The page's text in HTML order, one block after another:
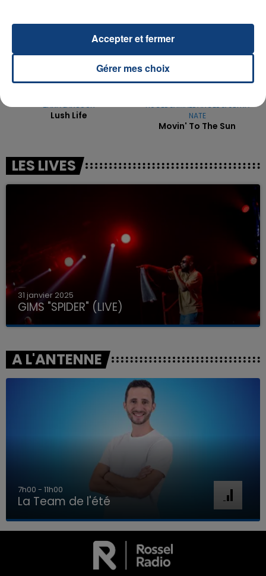
LA TEAM DE L'ÉTÉ
ZARA LARSSON
Lush Life
HUGEL & IMAEL ANGEL & ULTRA
NATE
Movin' To The Sun
LES LIVES
31 janvier 2025
GIMS "SPIDER" (LIVE)
A L'ANTENNE
7h00 - 11h00
La Team de l'été
Gérer mes choix
Accepter et fermer